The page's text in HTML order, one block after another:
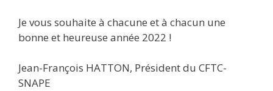
Je vous souhaite à chacune et à chacun une
bonne et heureuse année 2022 !
Jean-François HATTON, Président du CFTC-
SNAPE